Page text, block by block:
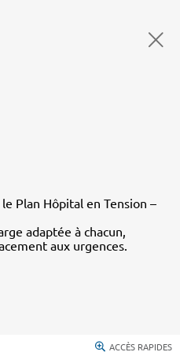
Plan Hôpital en Tension –
adaptée à chacun,
aux urgences.
ACCÈS RAPIDES